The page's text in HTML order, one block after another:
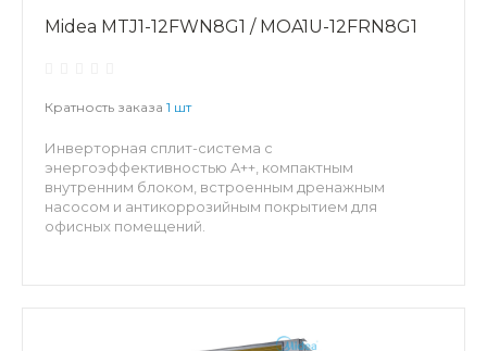
Midea MTJ1-12FWN8G1 / MOA1U-12FRN8G1
Кратность заказа 1 шт
Инверторная сплит-система с
энергоэффективностью A++, компактным
внутренним блоком, встроенным дренажным
насосом и антикоррозийным покрытием для
офисных помещений.